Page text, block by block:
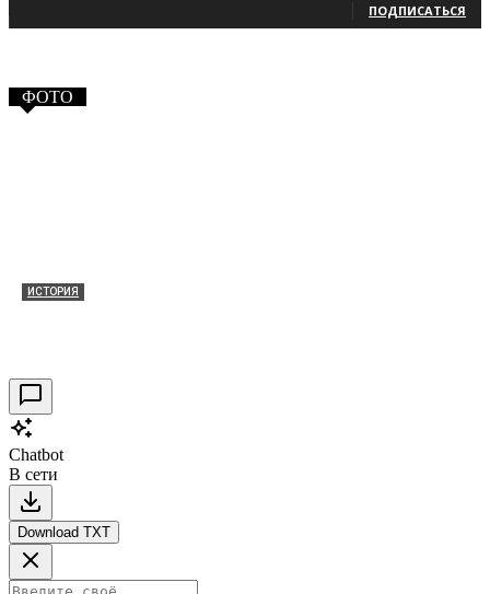
ПОДПИСАТЬСЯ
ФОТО
ИСТОРИЯ
Chatbot
В сети
Download TXT